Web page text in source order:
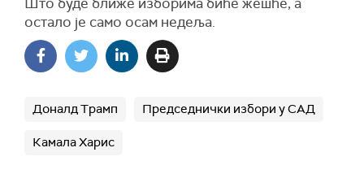
остало је само осам недеља.
Доналд Трамп Председнички избори у САД
Камала Харис